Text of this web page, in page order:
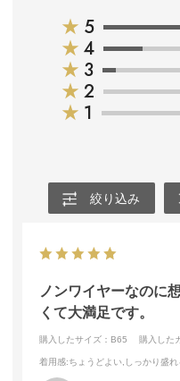
★ 5
★ 4
★ 3
★ 2
★ 1
絞り込み
ノンワイヤーなのに
くて大満足です。
購入したサイズ：B65 購入した
着用感:ちょうどよい,しっかり盛れ